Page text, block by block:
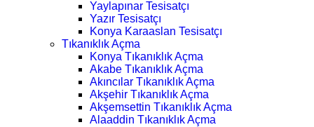
Yaylapınar Tesisatçı
Yazır Tesisatçı
Konya Karaaslan Tesisatçı
Tıkanıklık Açma
Konya Tıkanıklık Açma
Akabe Tıkanıklık Açma
Akıncılar Tıkanıklık Açma
Akşehir Tıkanıklık Açma
Akşemsettin Tıkanıklık Açma
Alaaddin Tıkanıklık Açma